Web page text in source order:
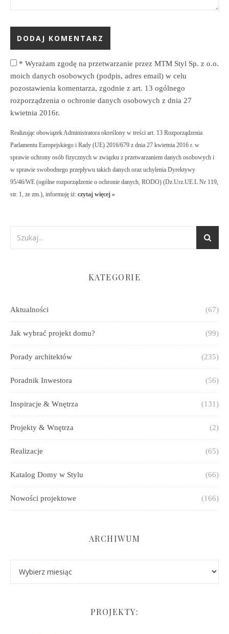
* Wyrażam zgodę na przetwarzanie przez MTM Styl Sp. z o.o.
moich danych osobowych (podpis, adres email) w celu
pozostawienia komentarza, zgodnie z art. 13 ogólnego
rozporządzenia o ochronie danych osobowych z dnia 27
kwietnia 2016r.
Realizując obowiązek Administratora określony w treści art. 13 Rozporządzenia
Parlamentu Europejskiego i Rady (UE) 2016/679 z dnia 27 kwietnia 2016 r. w
sprawie ochrony osób fizycznych w związku z przetwarzaniem danych osobowych i
w sprawie swobodnego przepływu takich danych oraz uchylenia Dyrektywy
95/46/WE (ogólne rozporządzenie o ochronie danych, RODO) (Dz.Urz.UE.L Nr 119,
str. 1, ze zm.), informuję iż: czytaj więcej »
KATEGORIE
Aktualności (67)
Jak wybrać projekt domu? (99)
Porady architektów (235)
Poradnik Inwestora (56)
Inspiracje & Wnętrza (131)
Projekty & Wnętrza (2)
Realizacje (65)
Katalog Domy w Stylu (66)
Nowości projektowe (166)
ARCHIWUM
PROJEKTY: